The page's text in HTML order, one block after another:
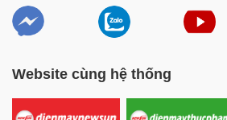
Website cùng hệ thống